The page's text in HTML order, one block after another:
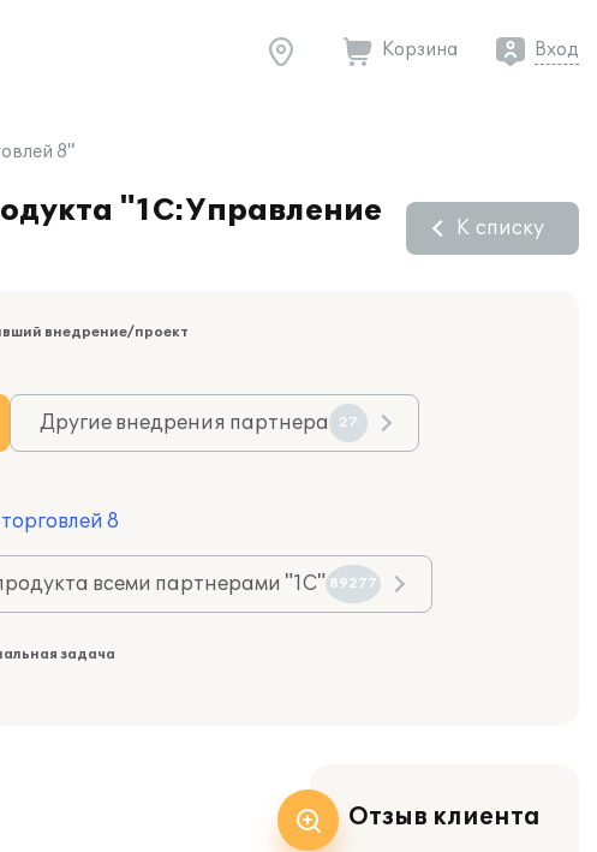
Корзина Вход
8"
"1С:Управление
К списку
внедрение/проект
Другие внедрения партнера 27
8
всеми партнерами "1С" 89277
задача
Отзыв клиента